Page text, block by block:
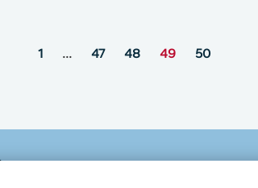
1 … 47 48 49 50